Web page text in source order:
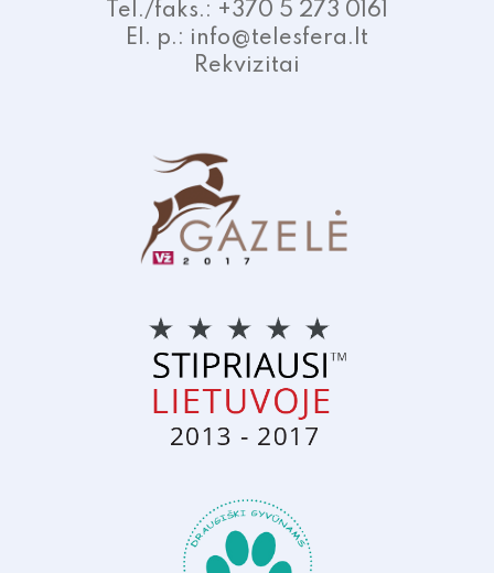
Tel./faks.: +370 5 273 0161
El. p.: info@telesfera.lt
Rekvizitai